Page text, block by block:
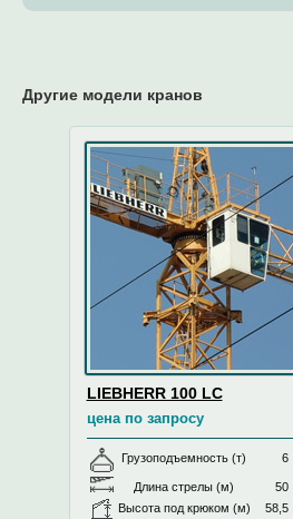
Другие модели кранов
LIEBHERR 100 LC
цена по запросу
Грузоподъемность (т) 6
Длина стрелы (м)
50
Высота под крюком (м)
58,5